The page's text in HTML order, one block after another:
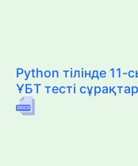
Python тілінде
ҰБТ тесті